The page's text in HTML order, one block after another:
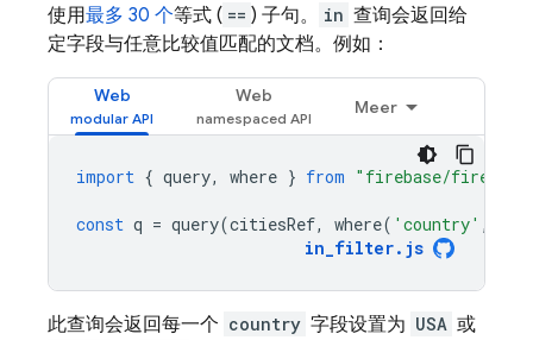
使用最多 30 个等式 ( == ) 子句。 in 查询会返回给
定字段与任意比较值匹配的文档。例如：
Web Web
Meer
import { query, where } from "firebase/
const q = query(citiesRef, where( 'country' ,
in_filter. js
此查询会返回每一个 country 字段设置为 USA 或